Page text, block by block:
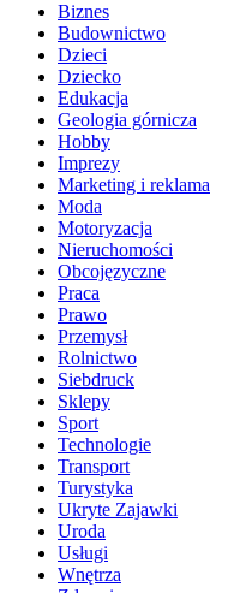
Biznes
Budownictwo
Dzieci
Dziecko
Edukacja
Geologia górnicza
Hobby
Imprezy
Marketing i reklama
Moda
Motoryzacja
Nieruchomości
Obcojęzyczne
Praca
Prawo
Przemysł
Rolnictwo
Siebdruck
Sklepy
Sport
Technologie
Transport
Turystyka
Ukryte Zajawki
Uroda
Usługi
Wnętrza